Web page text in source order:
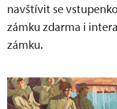
navštívit se
zámku zdarma i
zámku.